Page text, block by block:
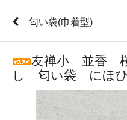
匂い袋(巾着型)
友禅小 並香
し 匂い袋 にほ